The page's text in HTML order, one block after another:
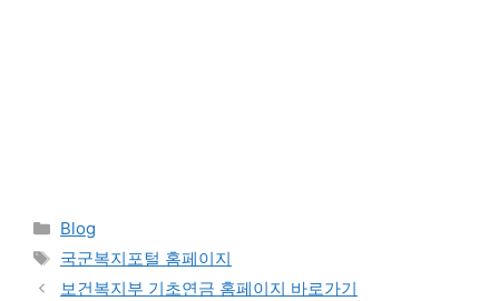
Categories
Blog
Tags
국군복지포털 홈페이지
보건복지부 기초연금 홈페이지 바로가기